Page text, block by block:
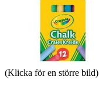
(Klicka för en större bild)